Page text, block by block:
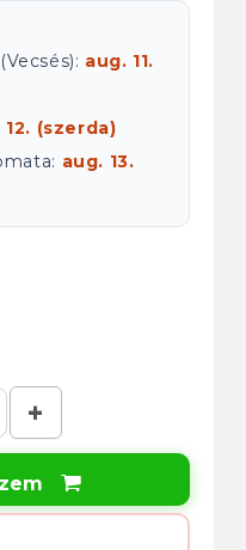
aug. 11.
12. (szerda)
aug. 13.
